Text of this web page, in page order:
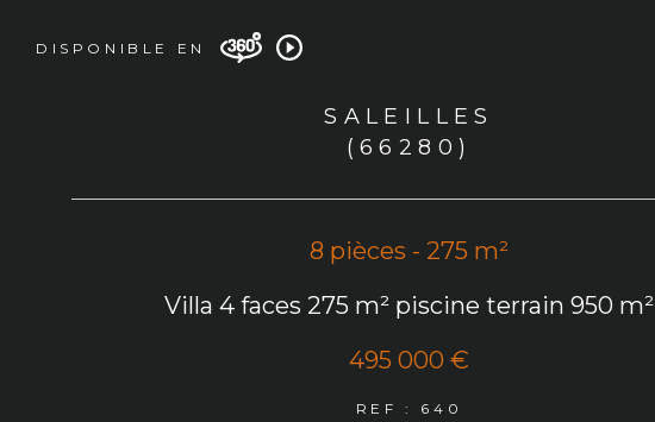
DISPONIBLE EN
SALEILLES
(66280)
8 pièces - 275 m²
Villa 4 faces 275 m² piscine terrain 950 m²
495 000 €
REF : 640